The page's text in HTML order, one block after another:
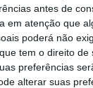
antes de
em atenção que
poderá não
tem o direito de
preferências
alterar suas
A luta por